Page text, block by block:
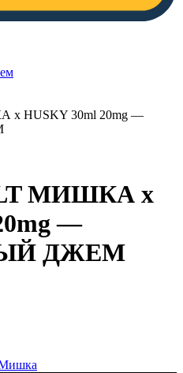
х HUSKY 30ml 20mg —
МИШКА х
—
ДЖЕМ